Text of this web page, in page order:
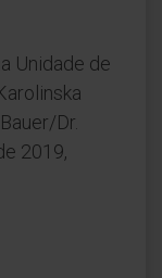
Unidade de
Dr.
2019,